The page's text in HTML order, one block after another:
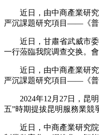
近日，由中商產業研究
严沉課題研究項目——《普
近日，甘肅省武威市委
一行蒞臨我院调查交换。
近日，由中商產業研究
严沉課題研究項目——《普
2024年12月27日，昆明
五”時期提拔昆明服務業競
近日，中商產業研究院